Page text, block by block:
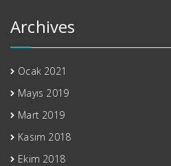
Archives
Ocak 2021
Mayıs 2019
Mart 2019
Kasım 2018
Ekim 2018